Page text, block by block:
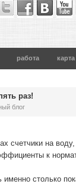
работа карта
раз!
блог
счетчики на
к
столько